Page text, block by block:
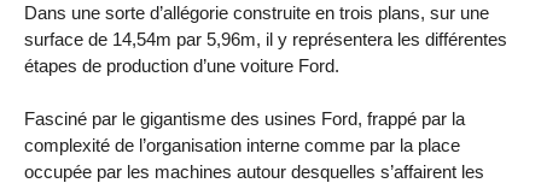
Dans une sorte d’allégorie construite en trois plans, sur une
surface de 14,54m par 5,96m, il y représentera les différentes
étapes de production d’une voiture Ford.
Fasciné par le gigantisme des usines Ford, frappé par la
complexité de l’organisation interne comme par la place
occupée par les machines autour desquelles s’affairent les